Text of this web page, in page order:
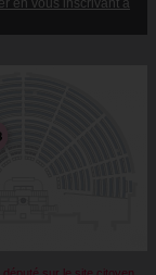
en vous inscrivant à